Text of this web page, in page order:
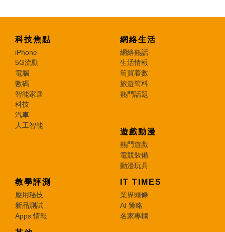
科技焦點
iPhone
5G流動
電腦
數碼
智能家居
科技
汽車
人工智能
網絡生活
網絡熱話
生活情報
筍買着數
旅遊筍料
熱門話題
遊戲動漫
熱門遊戲
電競裝備
動漫玩具
教學評測
應用秘技
新品測試
Apps 情報
IT TIMES
業界頭條
AI 策略
名家專欄